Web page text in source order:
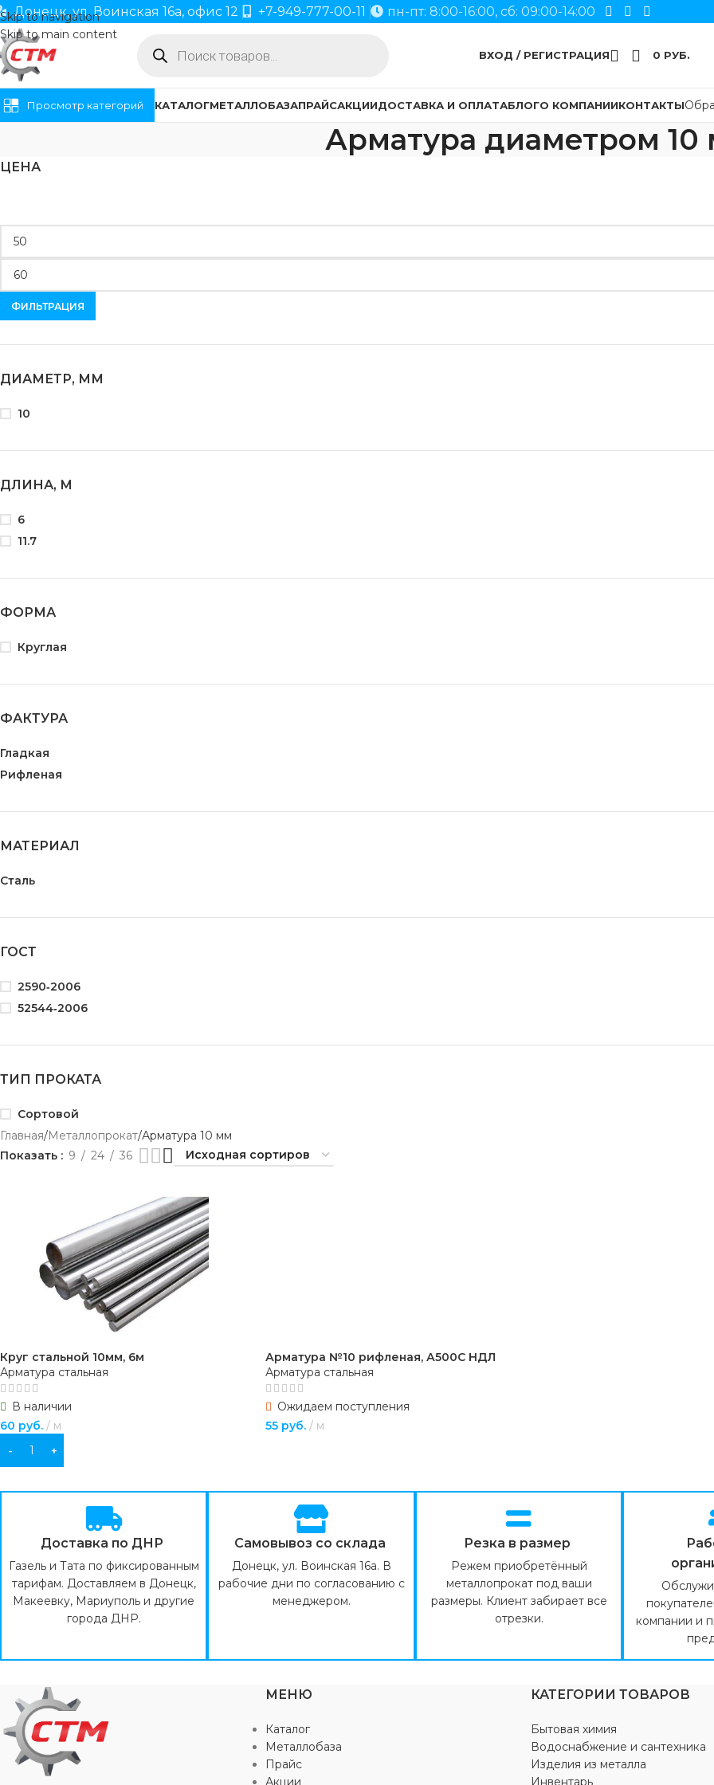
Skip to navigation
Skip to main content
Донецк, ул. Воинская 16а, офис 12 +7-949-777-00-11 пн-пт: 8:00-16:00, сб: 09:00-14:00
ВХОД / РЕГИСТРАЦИЯ 0 РУБ.
Просмотр категорий КАТАЛОГМЕТАЛЛОБАЗАПРАЙСАКЦИИДОСТАВКА И ОПЛАТАБЛОГО КОМПАНИИКОНТАКТЫ
Арматура диаметром 10
ЦЕНА
ФИЛЬТРАЦИЯ
ДИАМЕТР, ММ
10
ДЛИНА, М
6
11.7
ФОРМА
Круглая
ФАКТУРА
Гладкая
Рифленая
МАТЕРИАЛ
Сталь
ГОСТ
2590‑2006
52544‑2006
ТИП ПРОКАТА
Сортовой
Главная Металлопрокат Арматура 10 мм
Показать
9 24 36
Круг стальной 10мм, 6м
Арматура стальная
В наличии
60 руб. м
В КОРЗИНУ
Арматура №10 рифленая, А500С НДЛ
Арматура стальная
Ожидаем поступления
55 руб. м
Доставка по ДНР
Газель и Тата по фиксированным
тарифам. Доставляем в Донецк,
Макеевку, Мариуполь и другие
города ДНР.
Самовывоз со склада
Донецк, ул. Воинская 16а. В
рабочие дни по согласованию с
менеджером.
Резка в размер
Режем приобретённый
металлопрокат под ваши
размеры. Клиент забирает все
отрезки.
компании и
МЕНЮ
Каталог
Металлобаза
Прайс
КАТЕГОРИИ ТОВАРОВ
Бытовая химия
Водоснабжение и сантехника
Изделия из металла